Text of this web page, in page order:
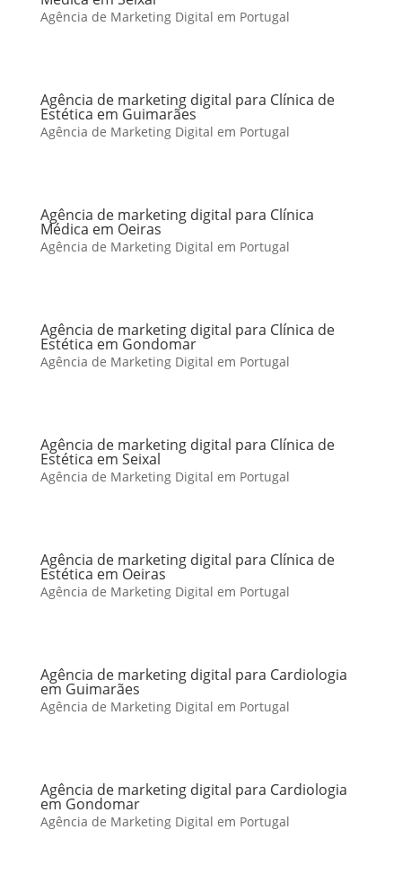
Agência de Marketing Digital em Portugal
Agência de marketing digital para Clínica de
Estética em Guimarães
Agência de Marketing Digital em Portugal
Agência de marketing digital para Clínica
Médica em Oeiras
Agência de Marketing Digital em Portugal
Agência de marketing digital para Clínica de
Estética em Gondomar
Agência de Marketing Digital em Portugal
Agência de marketing digital para Clínica de
Estética em Seixal
Agência de Marketing Digital em Portugal
Agência de marketing digital para Clínica de
Estética em Oeiras
Agência de Marketing Digital em Portugal
Agência de marketing digital para Cardiologia
em Guimarães
Agência de Marketing Digital em Portugal
Agência de marketing digital para Cardiologia
em Gondomar
Agência de Marketing Digital em Portugal